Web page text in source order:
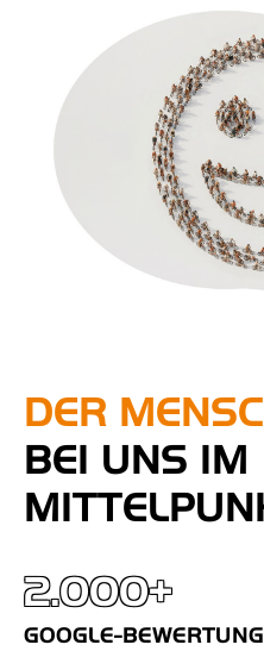
DER
BEI UNS IM
2.000+
GOOGLE-